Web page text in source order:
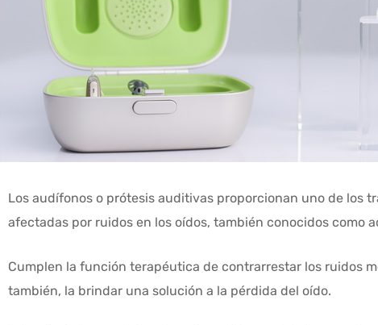
Los audífonos o prótesis auditivas proporcionan uno de los
afectadas por ruidos en los oídos, también conocidos como
Cumplen la función terapéutica de contrarrestar los ruidos
también, la brindar una solución a la pérdida del oído.